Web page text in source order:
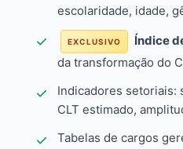
escolaridade, idade,
EXCLUSIVO Índice
da transformação do
Indicadores setoriais:
CLT estimado,
Tabelas de cargos